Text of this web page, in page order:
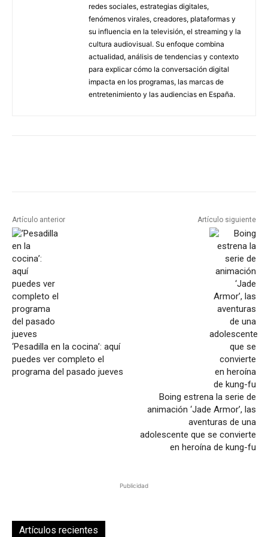
redes sociales, estrategias digitales,
fenómenos virales, creadores, plataformas y
su influencia en la televisión, el streaming y la
cultura audiovisual. Su enfoque combina
actualidad, análisis de tendencias y contexto
para explicar cómo la conversación digital
impacta en los programas, las marcas de
entretenimiento y las audiencias en España.
Artículo anterior
‘Pesadilla en la cocina’: aquí
puedes ver completo el
programa del pasado jueves
Artículo siguiente
Boing estrena la serie de
animación ‘Jade Armor’, las
aventuras de una
adolescente que se convierte
en heroína de kung-fu
Publicidad
Artículos recientes